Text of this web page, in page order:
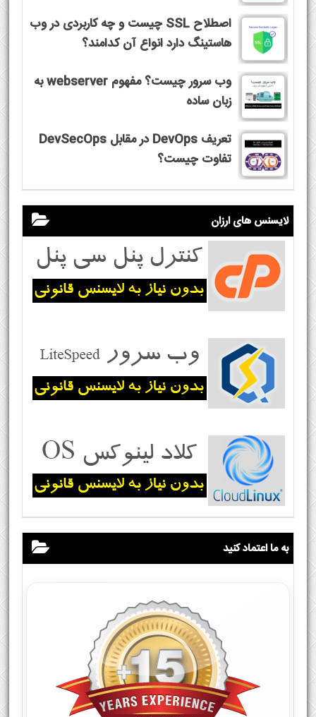
اصطلاح SSL چیست و چه کاربردی در وب
هاستینگ دارد انواع آن کدامند؟
وب سرور چیست؟ مفهوم webserver به
زبان ساده
تعریف DevOps در مقابل DevSecOps
تفاوت چیست؟
لایسنس های ارزان
به ما اعتماد کنید